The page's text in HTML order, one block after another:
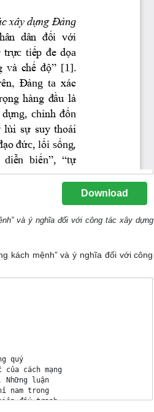
Download
và ý nghĩa đối với công tác xây dựng
kách mệnh” và ý nghĩa đối với công
quý
cách mạng
luận
nam trong
đấu tranh